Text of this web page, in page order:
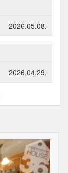
2026.05.08.
2026.04.29.